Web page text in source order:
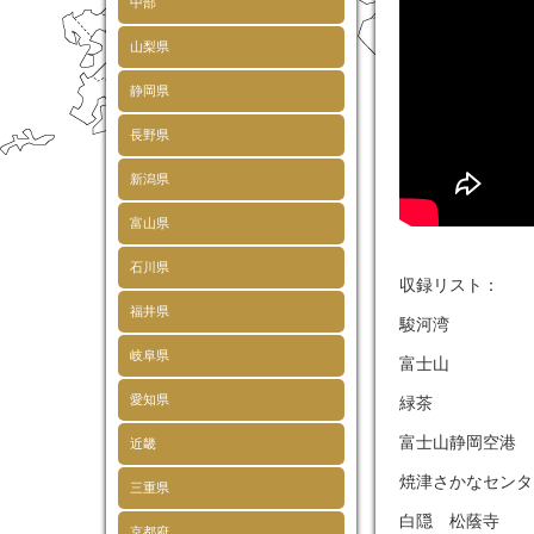
山梨県
静岡県
長野県
新潟県
富山県
石川県
福井県
岐阜県
愛知県
近畿
三重県
収録リスト：
駿河湾
富士山
緑茶
富士山静岡空港
焼津さかなセン
白隠 松蔭寺